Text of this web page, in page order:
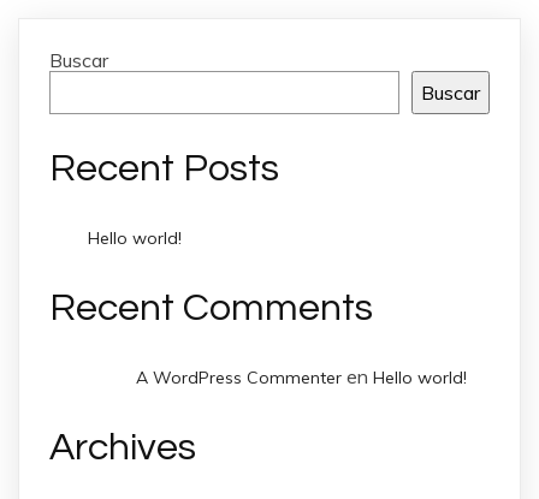
Buscar
Buscar
Recent Posts
Hello world!
Recent Comments
A WordPress Commenter en Hello world!
Archives